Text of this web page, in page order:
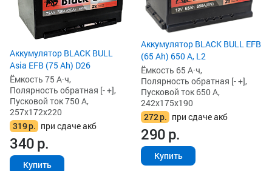
Аккумулятор BLACK BULL
Asia EFB (75 Ah) D26
Ёмкость 75 А·ч,
Полярность обратная [- +],
Пусковой ток 750 А,
257x172x220
319р. при сдаче акб
340р.
Купить
Аккумулятор BLACK BULL EFB
(65 Ah) 650 А, L2
Ёмкость 65 А·ч,
Полярность обратная [- +],
Пусковой ток 650 А,
242x175x190
272р. при сдаче акб
290р.
Купить